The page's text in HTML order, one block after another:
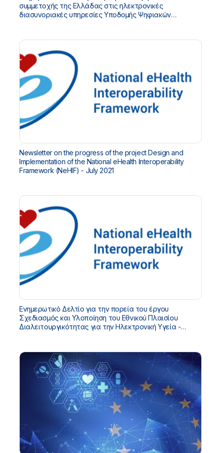
συμμετοχής της Ελλάδας στις ηλεκτρονικές
διασυνοριακές υπηρεσίες Υποδομής Ψηφιακών
Newsletter on the progress of the project Design and
Implementation of the National eHealth Interoperability
Framework (NeHIF) - July 2021
Ενημερωτικό Δελτίο για την πορεία του έργου
Σχεδιασμός και Υλοποίηση του Εθνικού Πλαισίου
Διαλειτουργικότητας για την Ηλεκτρονική Υγεία -